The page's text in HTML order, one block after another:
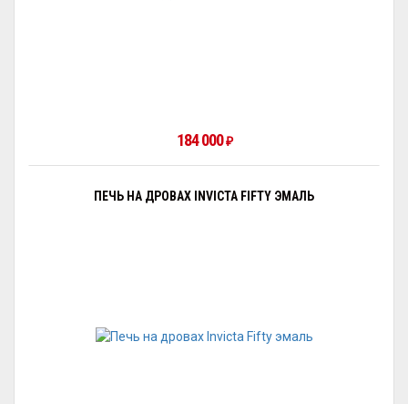
184 000₽
ПЕЧЬ НА ДРОВАХ INVICTA FIFTY ЭМАЛЬ